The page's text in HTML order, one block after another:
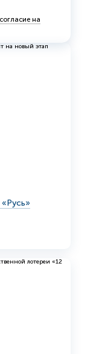
согласие на